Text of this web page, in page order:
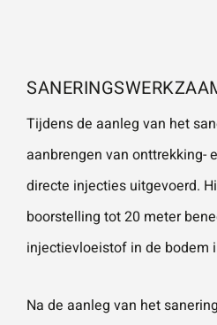
Tijdens de aanleg van het
aanbrengen van onttrekking-
directe injecties uitgevoerd.
boorstelling tot 20 meter
injectievloeistof in de bodem
Na de aanleg van het